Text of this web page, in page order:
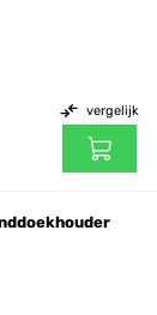
vergelijk